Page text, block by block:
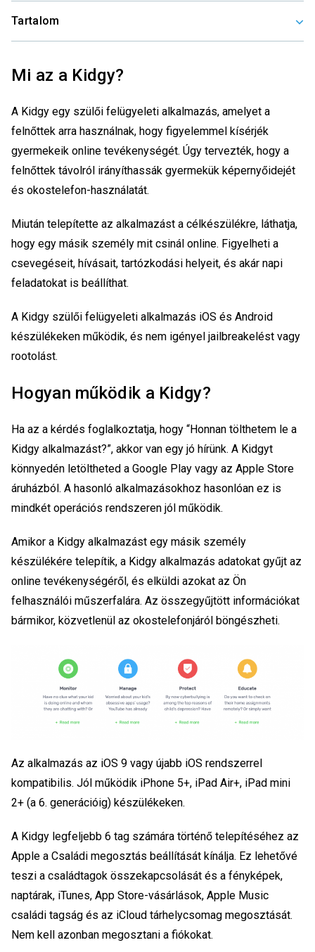
Tartalom
Mi az a Kidgy?
A Kidgy egy szülői felügyeleti alkalmazás, amelyet a
felnőttek arra használnak, hogy figyelemmel kísérjék
gyermekeik online tevékenységét. Úgy tervezték, hogy a
felnőttek távolról irányíthassák gyermekük képernyőidejét
és okostelefon-használatát.
Miután telepítette az alkalmazást a célkészülékre, láthatja,
hogy egy másik személy mit csinál online. Figyelheti a
csevegéseit, hívásait, tartózkodási helyeit, és akár napi
feladatokat is beállíthat.
A Kidgy szülői felügyeleti alkalmazás iOS és Android
készülékeken működik, és nem igényel jailbreakelést vagy
rootolást.
Hogyan működik a Kidgy?
Ha az a kérdés foglalkoztatja, hogy “Honnan tölthetem le a
Kidgy alkalmazást?”, akkor van egy jó hírünk. A Kidgyt
könnyedén letöltheted a Google Play vagy az Apple Store
áruházból. A hasonló alkalmazásokhoz hasonlóan ez is
mindkét operációs rendszeren jól működik.
Amikor a Kidgy alkalmazást egy másik személy
készülékére telepítik, a Kidgy alkalmazás adatokat gyűjt az
online tevékenységéről, és elküldi azokat az Ön
felhasználói műszerfalára. Az összegyűjtött információkat
bármikor, közvetlenül az okostelefonjáról böngészheti.
Az alkalmazás az iOS 9 vagy újabb iOS rendszerrel
kompatibilis. Jól működik iPhone 5+, iPad Air+, iPad mini
2+ (a 6. generációig) készülékeken.
A Kidgy legfeljebb 6 tag számára történő telepítéséhez az
Apple a Családi megosztás beállítását kínálja. Ez lehetővé
teszi a családtagok összekapcsolását és a fényképek,
naptárak, iTunes, App Store-vásárlások, Apple Music
családi tagság és az iCloud tárhelycsomag megosztását.
Nem kell azonban megosztani a fiókokat.